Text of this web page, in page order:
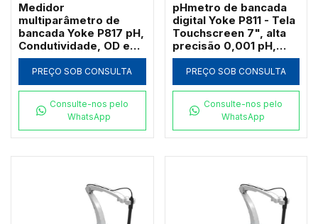
Medidor
multiparâmetro de
bancada Yoke P817 pH,
Condutividade, OD e
Salinidade
PREÇO SOB CONSULTA
Consulte-nos pelo
WhatsApp
pHmetro de bancada
digital Yoke P811 - Tela
Touchscreen 7", alta
precisão 0,001 pH,
IP54 e saída
USB/Bluetooth
PREÇO SOB CONSULTA
Consulte-nos pelo
WhatsApp